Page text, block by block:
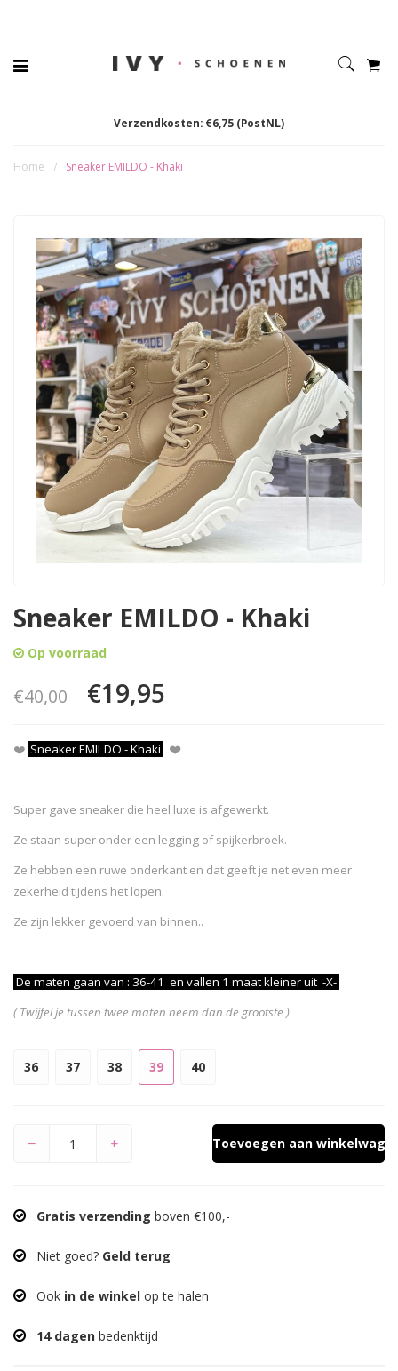
Verzendkosten: €6,75 (PostNL)
Home / Sneaker EMILDO - Khaki
Sneaker EMILDO - Khaki
Op voorraad
€40,00 €19,95
❤️ Sneaker EMILDO - Khaki ❤️
Super gave sneaker die heel luxe is afgewerkt.
Ze staan super onder een legging of spijkerbroek.
Ze hebben een ruwe onderkant en dat geeft je net even meer
zekerheid tijdens het lopen.
Ze zijn lekker gevoerd van binnen..
De maten gaan van : 36-41 en vallen 1 maat kleiner uit -X-
( Twijfel je tussen twee maten neem dan de grootste )
36 37 38 39 40
Toevoegen aan
Gratis verzending boven €100,-
Niet goed? Geld terug
Ook in de winkel op te halen
14 dagen bedenktijd